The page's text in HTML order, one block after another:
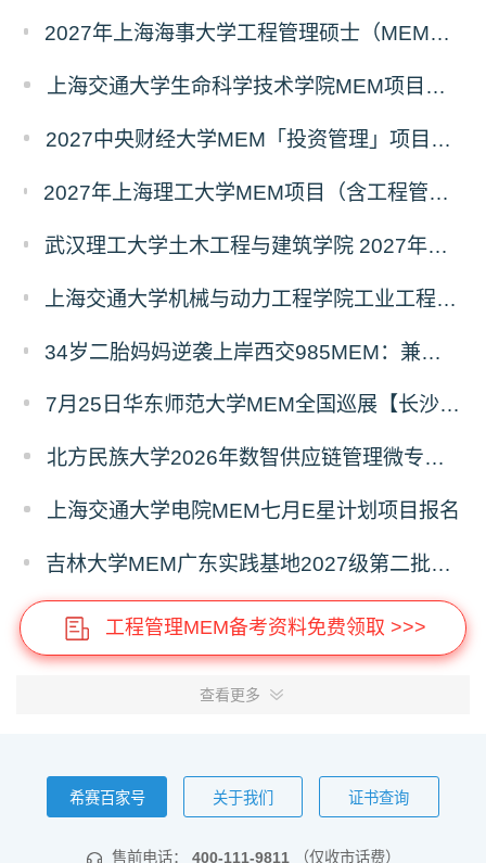
2027年上海海事大学工程管理硕士（MEM）宁波产教融合研究生培养项目
上海交通大学生命科学技术学院MEM项目全新介绍
2027中央财经大学MEM「投资管理」项目招生专题正式上线
2027年上海理工大学MEM项目（含工程管理、工业工程与管理、物流工程与管理）奖助学金政策发布
武汉理工大学土木工程与建筑学院 2027年工程管理硕士（MEM）招生简章
上海交通大学机械与动力工程学院工业工程学科硕士生招生专业及统考科目调整公告
34岁二胎妈妈逆袭上岸西交985MEM：兼顾工作带娃，零基础5个月逆风翻盘
7月25日华东师范大学MEM全国巡展【长沙站】开启，欢迎报考！
北方民族大学2026年数智供应链管理微专业招生简章
上海交通大学电院MEM七月E星计划项目报名
吉林大学MEM广东实践基地2027级第二批次预审面试启动
工程管理MEM备考资料免费领取 >>>
查看更多
希赛百家号 关于我们 证书查询
售前电话： 400-111-9811 （仅收市话费）